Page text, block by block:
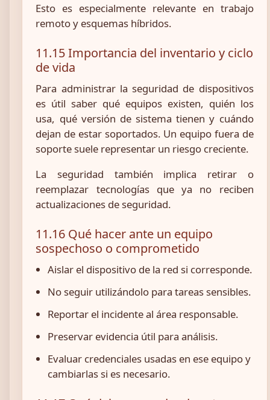
Esto es especialmente relevante en trabajo
remoto y esquemas híbridos.
11.15 Importancia del inventario y ciclo
de vida
Para administrar la seguridad de dispositivos
es útil saber qué equipos existen, quién los
usa, qué versión de sistema tienen y cuándo
dejan de estar soportados. Un equipo fuera de
soporte suele representar un riesgo creciente.
La seguridad también implica retirar o
reemplazar tecnologías que ya no reciben
actualizaciones de seguridad.
11.16 Qué hacer ante un equipo
sospechoso o comprometido
Aislar el dispositivo de la red si corresponde.
No seguir utilizándolo para tareas sensibles.
Reportar el incidente al área responsable.
Preservar evidencia útil para análisis.
Evaluar credenciales usadas en ese equipo y
cambiarlas si es necesario.